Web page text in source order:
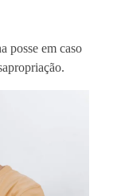
posse em caso